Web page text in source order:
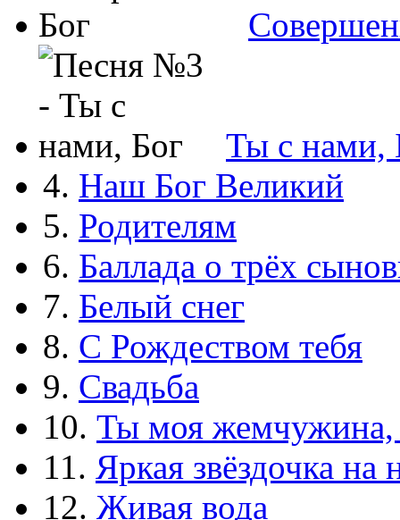
Ты с нами,
4. Наш Бог Великий
5. Родителям
6. Баллада о трёх
7. Белый снег
8. С Рождеством тебя
9. Свадьба
10. Ты моя жемчужина,
11. Яркая звёздочка на
12. Живая вода